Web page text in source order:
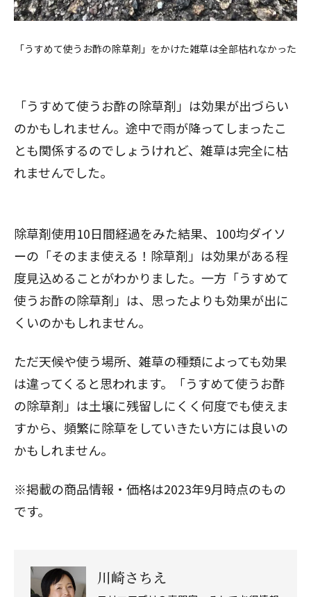
「うすめて使うお酢の除草剤」をかけた雑草は全部枯れなかった
「うすめて使うお酢の除草剤」は効果が出づらい
のかもしれません。途中で雨が降ってしまったこ
とも関係するのでしょうけれど、雑草は完全に枯
れませんでした。
除草剤使用10日間経過をみた結果、100均ダイソ
ーの「そのまま使える！除草剤」は効果がある程
度見込めることがわかりました。一方「うすめて
使うお酢の除草剤」は、思ったよりも効果が出に
くいのかもしれません。
ただ天候や使う場所、雑草の種類によっても効果
は違ってくると思われます。「うすめて使うお酢
の除草剤」は土壌に残留しにくく何度でも使えま
すから、頻繁に除草をしていきたい方には良いの
かもしれません。
※掲載の商品情報・価格は2023年9月時点のもの
です。
川崎さちえ